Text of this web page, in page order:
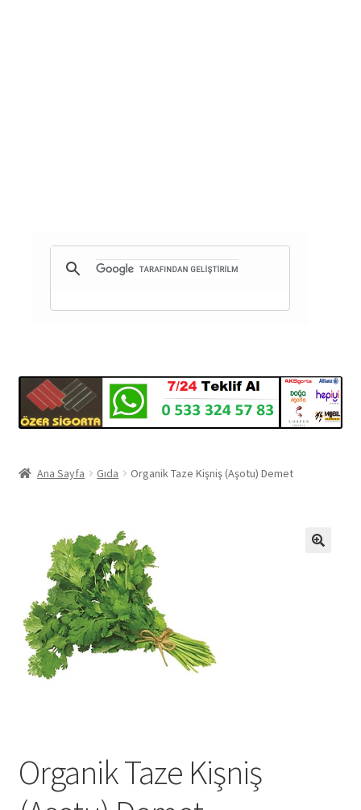
Ana Sayfa Gıda Organik Taze Kişniş (Aşotu) Demet
Organik Taze Kişniş